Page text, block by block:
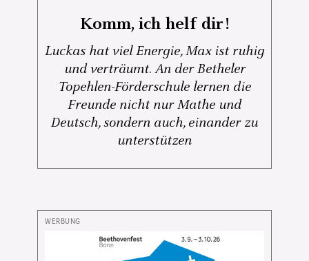
Komm, ich helf dir!
Luckas hat viel Energie, Max ist ruhig
und verträumt. An der Betheler
Topehlen-Förderschule lernen die
Freunde nicht nur Mathe und
Deutsch, sondern auch, einander zu
unterstützen